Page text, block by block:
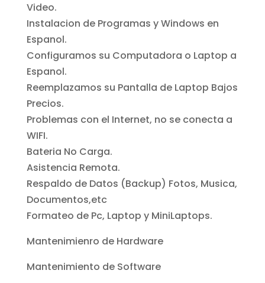
Video.
Instalacion de Programas y Windows en
Espanol.
Configuramos su Computadora o Laptop a
Espanol.
Reemplazamos su Pantalla de Laptop Bajos
Precios.
Problemas con el Internet, no se conecta a
WIFI.
Bateria No Carga.
Asistencia Remota.
Respaldo de Datos (Backup) Fotos, Musica,
Documentos,etc
Formateo de Pc, Laptop y MiniLaptops.
Mantenimienro de Hardware
Mantenimiento de Software